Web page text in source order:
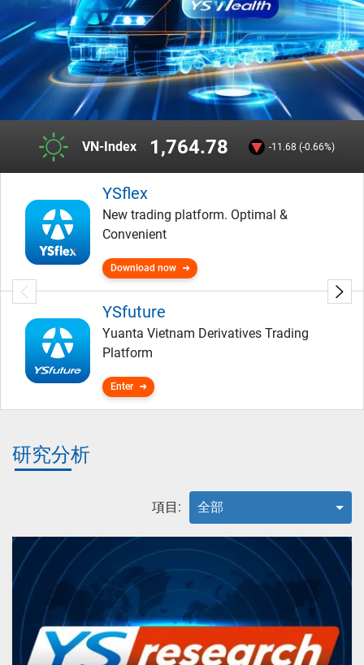
VN-Index 1,764.78 -11.68 (-0.66%)
YSflex
New trading platform. Optimal &
Convenient
Download now
YSfuture
Yuanta Vietnam Derivatives Trading
Platform
Enter
研究分析
項目: 全部